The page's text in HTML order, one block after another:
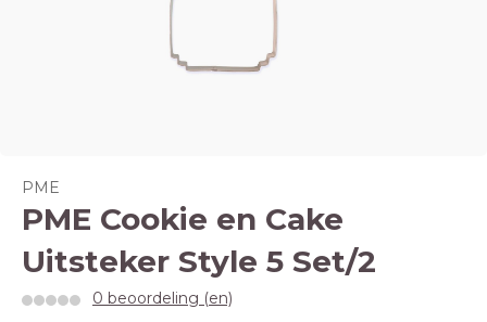
PME
PME Cookie en Cake
Uitsteker Style 5 Set/2
0 beoordeling (en)